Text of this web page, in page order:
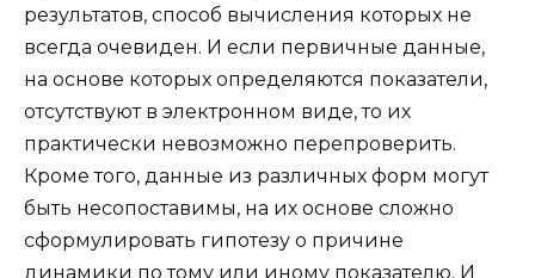
результатов, способ вычисления которых не
всегда очевиден. И если первичные данные,
на основе которых определяются показатели,
отсутствуют в электронном виде, то их
практически невозможно перепроверить.
Кроме того, данные из различных форм могут
быть несопоставимы, на их основе сложно
сформулировать гипотезу о причине
динамики по тому или иному показателю. И